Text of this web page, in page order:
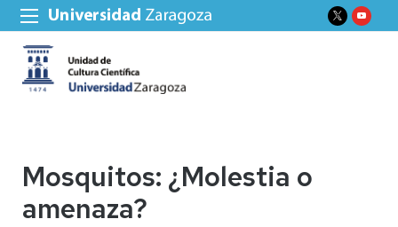
Mosquitos: ¿Molestia o
amenaza?